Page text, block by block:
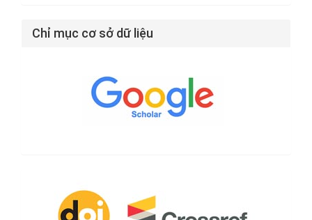
Chỉ mục cơ sở dữ liệu